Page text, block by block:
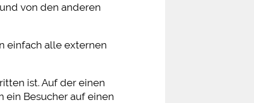
von den anderen
einfach alle externen
ist. Auf der einen
ein Besucher auf einen